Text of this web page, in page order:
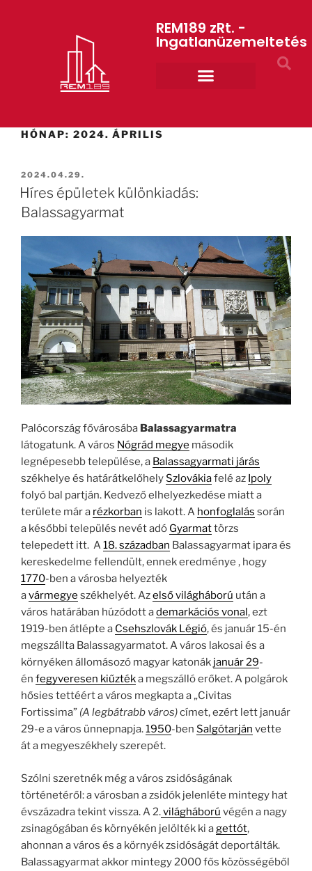
REM189 zRt. -
Ingatlanüzemeltetés
HÓNAP: 2024. ÁPRILIS
2024.04.29.
Híres épületek különkiadás:
Balassagyarmat
Palócország fővárosába Balassagyarmatra
látogatunk. A város Nógrád megye második
legnépesebb települése, a Balassagyarmati járás
székhelye és határátkelőhelySzlovákiafelé az Ipoly
folyó bal partján. Kedvező elhelyezkedése miatt a
területe már a rézkorban is lakott. A honfoglalás során
a későbbi település nevét adó Gyarmattörzs
telepedett itt. A18. században Balassagyarmat ipara és
kereskedelme fellendült, ennek eredménye , hogy
1770-ben a városba helyezték
avármegye székhelyét. Azelső világháború után a
város határában húzódott ademarkációs vonal, ezt
1919-ben átlépte a Csehszlovák Légió, és január 15-én
megszállta Balassagyarmatot. A város lakosai és a
környéken állomásozó magyar katonák január 29-
én fegyveresen kiűztéka megszálló erőket. A polgárok
hősies tettéért a város megkapta a „Civitas
Fortissima” (A legbátrabb város)címet, ezért lett január
29-e a város ünnepnapja.1950-ben Salgótarján vette
át a megyeszékhely szerepét.
Szólni szeretnék még a város zsidóságának
történetéről: a városban a zsidók jelenléte mintegy hat
évszázadra tekint vissza. A 2.világháború végén a nagy
zsinagógában és környékén jelölték ki agettót,
ahonnan a város és a környék zsidóságát deportálták.
Balassagyarmat akkor mintegy 2000 fős közösségéből